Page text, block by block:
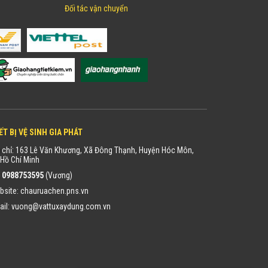
Đối tác vận chuyển
BỊ VỆ SINH GIA PHÁT
163 Lê Văn Khương, Xã Đông Thạnh, Huyện Hóc Môn,
Chí Minh
0988753595(Vương)
chauruachen.pns.vn
vuong@vattuxaydung.com.vn